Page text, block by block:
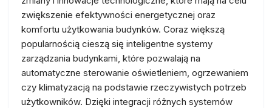
zwiększenie efektywności energetycznej oraz
komfortu użytkowania budynków. Coraz większą
popularnością cieszą się inteligentne systemy
zarządzania budynkami, które pozwalają na
automatyczne sterowanie oświetleniem, ogrzewaniem
czy klimatyzacją na podstawie rzeczywistych potrzeb
użytkowników. Dzięki integracji różnych systemów